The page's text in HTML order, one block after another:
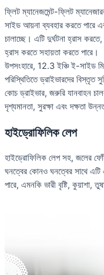
ফ্লিট ম্যানেজমেন্ট-ফ্লিট
সাইড আয়না ব্যবহার করতে পারে
চালাচ্ছে। এটি দুর্ঘটনা হ্রাস
হ্রাস করতে সহায়তা করতে পারে।
উপসংহারে, 12.3 ইঞ্চি ই-সাইড
পরিস্থিতিতে ড্রাইভারদের বিস্তৃত
কোচ ড্রাইভার, জরুরি যানবাহন
দৃশ্যমানতা, সুরক্ষা এবং দক্ষতা
হাইড্রোফিলিক লেপ
হাইড্রোফিলিক লেপ সহ, জলের
ঘনত্বের কোনও ঘনত্বের সাথে এটি
পারে, এমনকি ভারী বৃষ্টি, কুয়াশা,